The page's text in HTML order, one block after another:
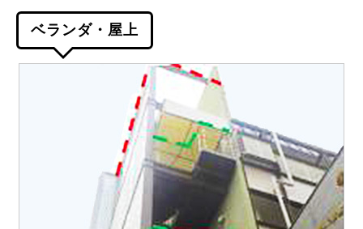
ベランダ・屋上